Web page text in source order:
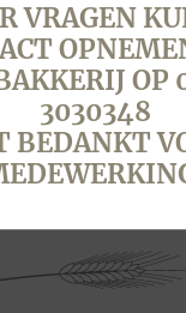
VRAGEN
OP
3030348
BEDANKT